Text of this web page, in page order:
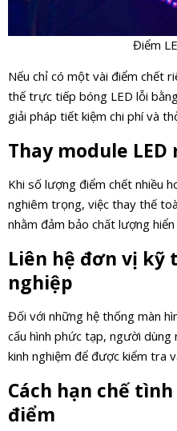
Điểm
Nếu chỉ có một vài điểm chết
thế trực tiếp bóng LED lỗi
giải pháp tiết kiệm chi phí và
Thay module LED
Khi số lượng điểm chết nhiều
nghiêm trọng, việc thay thế
nhằm đảm bảo chất lượng
Liên hệ đơn vị kỹ
nghiệp
Đối với những hệ thống màn
cấu hình phức tạp, người dùng
kinh nghiệm để được kiểm tra
Cách hạn chế
điểm